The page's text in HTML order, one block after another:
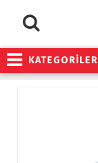
KATEGORİLER